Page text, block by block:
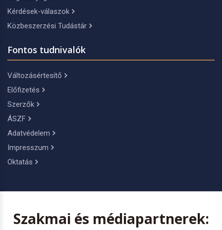
Kérdések-válaszok
Közbeszerzési Tudástár
Fontos tudnivalók
Változásértesítő
Előfizetés
Szerzők
ÁSZF
Adatvédelem
Impresszum
Oktatás
Szakmai és médiapartnerek: